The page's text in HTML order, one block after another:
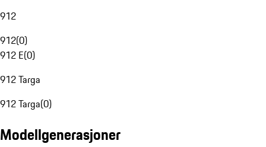
912
912(0)
912 E(0)
912 Targa
912 Targa(0)
Modellgenerasjoner